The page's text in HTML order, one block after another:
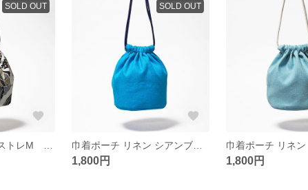
SOLD OUT SOLD OUT
巾着ポーチ リネン シアンブルーM
1,800円 1,800円